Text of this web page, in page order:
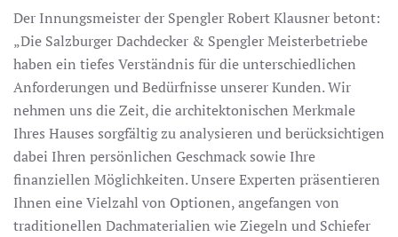
Der Innungsmeister der Spengler Robert Klausner betont:
„Die Salzburger Dachdecker & Spengler Meisterbetriebe
haben ein tiefes Verständnis für die unterschiedlichen
Anforderungen und Bedürfnisse unserer Kunden. Wir
nehmen uns die Zeit, die architektonischen Merkmale
Ihres Hauses sorgfältig zu analysieren und berücksichtigen
dabei Ihren persönlichen Geschmack sowie Ihre
finanziellen Möglichkeiten. Unsere Experten präsentieren
Ihnen eine Vielzahl von Optionen, angefangen von
traditionellen Dachmaterialien wie Ziegeln und Schiefer